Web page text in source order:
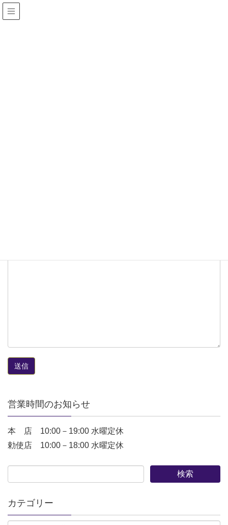
営業時間のお知らせ
本 店 10:00－19:00 水曜定休
勅使店 10:00－18:00 水曜定休
カテゴリー